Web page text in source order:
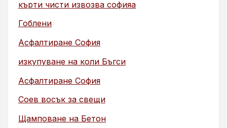
кърти чисти извозва софияа
Гоблени
Асфалтиране София
изкупуване на коли Бъгси
Асфалтиране София
Соев восък за свещи
Щамповане на Бетон